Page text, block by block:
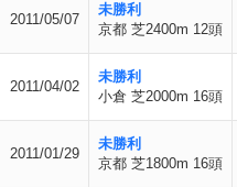
2011/05/07
未勝利
京都 芝2400m 12頭
2011/04/02
未勝利
小倉 芝2000m 16頭
2011/01/29
未勝利
京都 芝1800m 16頭